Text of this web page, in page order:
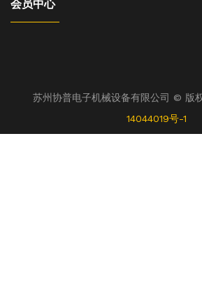
会员中心
苏州协普电子机械设备有限公司 ©
14044019号-1